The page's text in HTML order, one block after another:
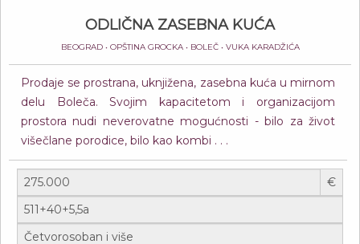
ODLIČNA ZASEBNA KUĆA
BEOGRAD • OPŠTINA GROCKA • BOLEČ • VUKA KARADŽIĆA
Prodaje se prostrana, uknjižena, zasebna kuća u mirnom
delu Boleča. Svojim kapacitetom i organizacijom
prostora nudi neverovatne mogućnosti - bilo za život
višečlane porodice, bilo kao kombi . . .
€